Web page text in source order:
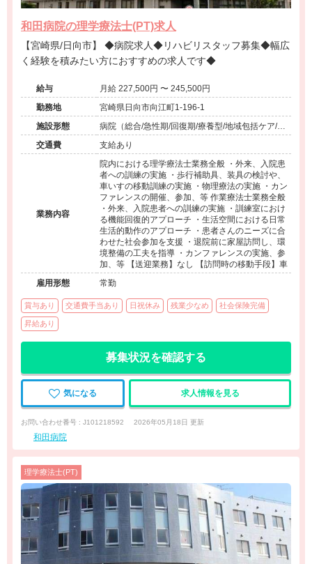
和田病院の理学療法士(PT)求人
【宮崎県/日向市】 ◆病院求人◆リハビリスタッフ募集◆幅広
く経験を積みたい方におすすめの求人です◆
給与
月給 227,500円 〜 245,500円
勤務地
宮崎県日向市向江町1-196-1
施設形態
病院（総合/急性期/回復期/療養型/地域包括ケア/ケ
アミックス/外来）、介護保険関連施設（介護老人
保健施設/訪問看護・リハ）、その他（その他）
交通費 支給あり
業務内容
院内における理学療法士業務全般 ・外来、入院患
者への訓練の実施 ・歩行補助具、装具の検討や、
車いすの移動訓練の実施 ・物理療法の実施 ・カン
ファレンスの開催、参加、等 作業療法士業務全般
・外来、入院患者への訓練の実施 ・訓練室におけ
る機能回復的アプローチ ・生活空間における日常
生活的動作のアプローチ ・患者さんのニーズに合
わせた社会参加を支援 ・退院前に家屋訪問し、環
境整備の工夫を指導 ・カンファレンスの実施、参
加、等 【送迎業務】なし 【訪問時の移動手段】車
雇用形態
常勤
賞与あり 交通費手当あり 日祝休み 残業少なめ 社会保険完備
昇給あり
募集状況を確認する
気になる 求人情報を見る
お問い合わせ番号 : J101218592 2026年05月18日 更新
和田病院
理学療法士(PT)